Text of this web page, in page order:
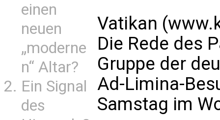
einen
neuen
„moderne
n“ Altar?
Ein Signal
des
Vatikan
Die Rede des
Gruppe der
Ad-Limina-
Samstag im